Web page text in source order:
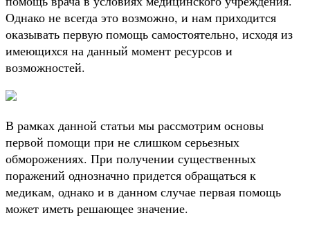
Однако не всегда это возможно, и нам приходится
оказывать первую помощь самостоятельно, исходя из
имеющихся на данный момент ресурсов и
возможностей.
В рамках данной статьи мы рассмотрим основы
первой помощи при не слишком серьезных
обморожениях. При получении существенных
поражений однозначно придется обращаться к
медикам, однако и в данном случае первая помощь
может иметь решающее значение.